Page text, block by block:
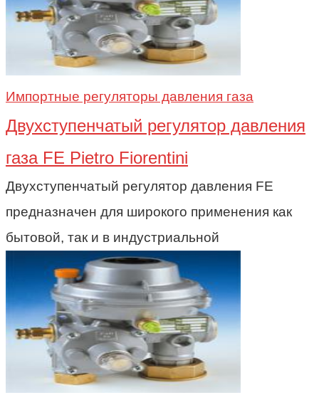
Импортные регуляторы давления газа
Двухступенчатый регулятор давления
газа FE Pietro Fiorentini
Двухступенчатый регулятор давления FE
предназначен для широкого применения как
бытовой, так и в индустриальной